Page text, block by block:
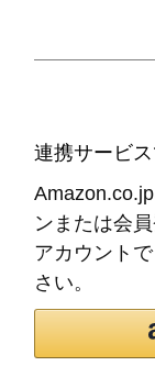
連携サービ
ンまたは会
アカウント
さい。